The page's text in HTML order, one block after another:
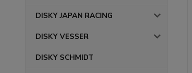
DISKY JAPAN RACING
DISKY VESSER
DISKY SCHMIDT